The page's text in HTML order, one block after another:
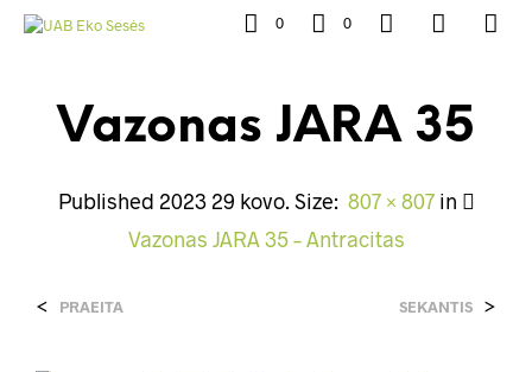
0 0
Vazonas JARA 35
Published 2023 29 kovo. Size: 807 × 807in
Vazonas JARA 35 – Antracitas
< PRAEITA SEKANTIS >